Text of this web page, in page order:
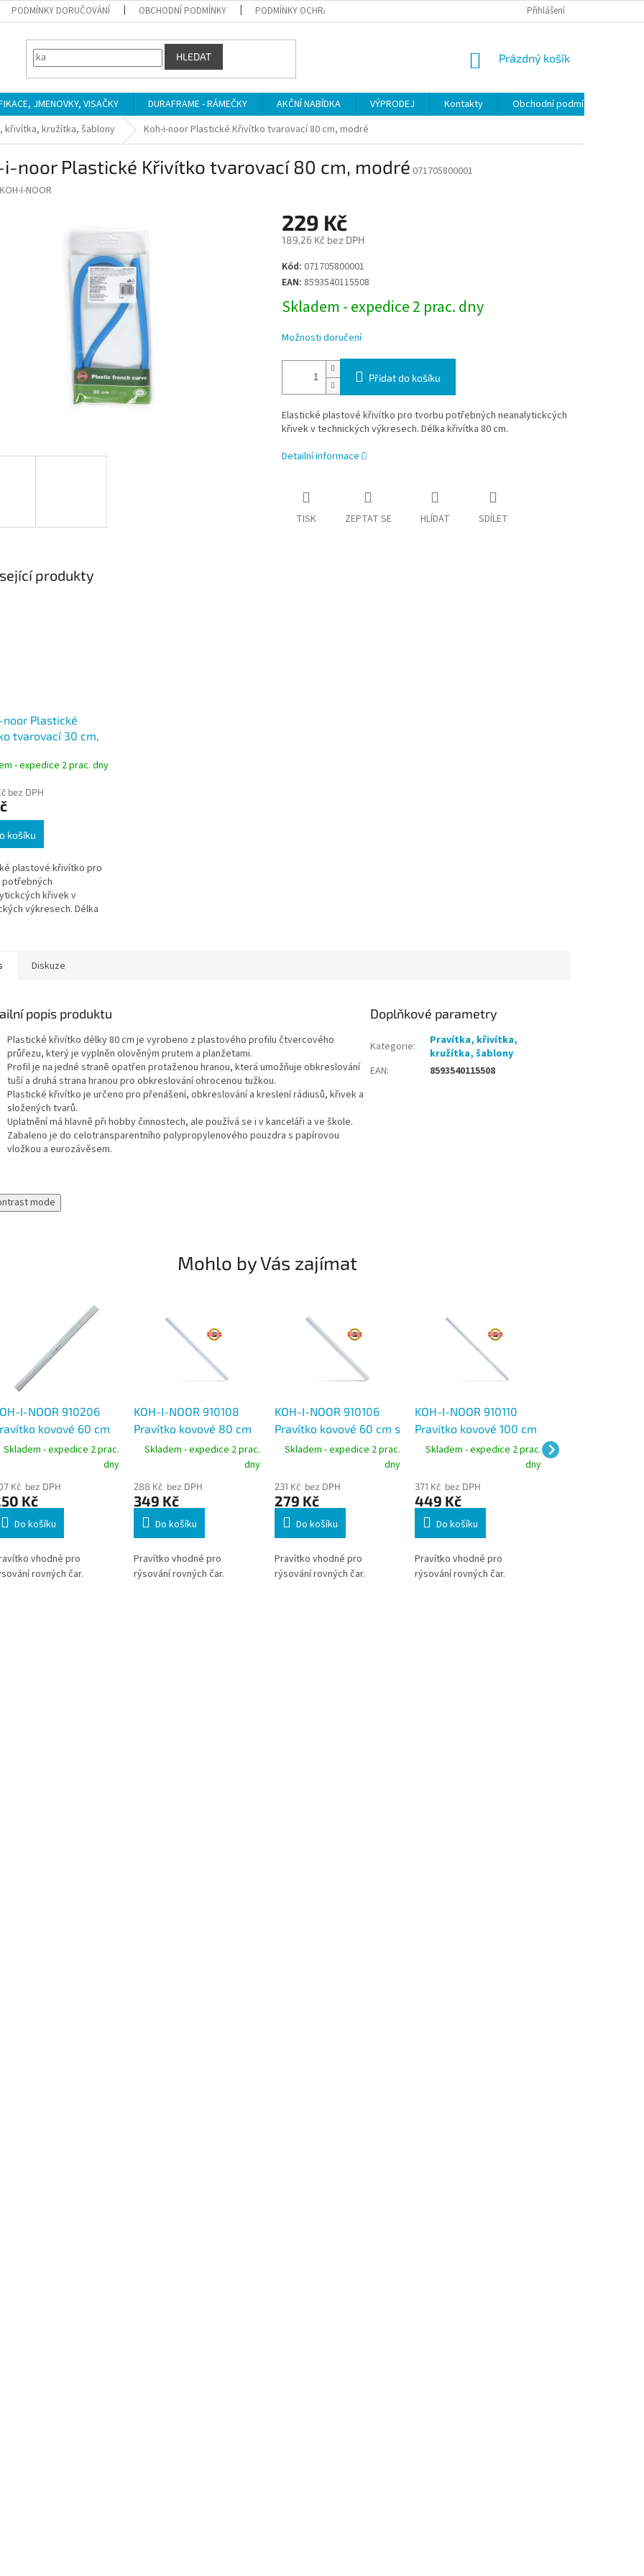
PODMÍNKY DORUČOVÁNÍ OBCHODNÍ PODMÍNKY PODMÍNKY OCHRANY OSOBNÍCH ÚDAJŮ Přihlášení
HLEDAT
NÁKUPNÍ
Prázdný košík
JMENOVKY, VISAČKY DURAFRAME - RÁMEČKY AKČNÍ NABÍDKA VÝPRODEJ Kontakty
Obchodní podmínky
křivítka, kružítka, šablony Koh-i-noor Plastické Křivítko tvarovací 80 cm, modré
i-noor Plastické Křivítko tvarovací 80 cm, modré 071705800001
KOH-I-NOOR
229 Kč
189,26 Kč bez DPH
Měrná
cena:
Kód: 071705800001
EAN: 8593540115508
Skladem - expedice 2 prac. dny
Možnosti doručení
Přidat do košíku
Elastické plastové křivítko pro tvorbu potřebných neanalytickcých
křivek v technických výkresech. Délka křivítka 80 cm.
Detailní informace
TISK ZEPTAT SE HLÍDAT SDÍLET
produkty
noor Plastické
tvarovací 30 cm,
- expedice 2 prac. dny
bez DPH
košíku
plastové křivítko pro
křivek v
výkresech. Délka
Diskuze
popis produktu
Plastické křivítko délky 80 cm je vyrobeno z plastového profilu čtvercového
průřezu, který je vyplněn olověným prutem a planžetami.
Profil je na jedné straně opatřen protaženou hranou, která umožňuje obkreslování
tuší a druhá strana hranou pro obkreslování ohrocenou tužkou.
Plastické křivítko je určeno pro přenášení, obkreslování a kreslení rádiusů, křivek a
složených tvarů.
Uplatnění má hlavně při hobby činnostech, ale používá se i v kanceláři a ve škole.
Zabaleno je do celotransparentního polypropylenového pouzdra s papírovou
vložkou a eurozávěsem.
Doplňkové parametry
Kategorie:
Pravítka, křivítka,
kružítka, šablony
EAN: 8593540115508
mode
Mohlo by Vás zajímat
I-NOOR 910206
kovové 60 cm
bez držadla, hliníkové
Skladem - expedice 2 prac.
dny
Kč bez DPH
Kč
Do košíku
vhodné pro
rovných čar.
KOH-I-NOOR 910108
Pravítko kovové 80 cm
s držadlem
Skladem - expedice 2 prac.
dny
288 Kč bez DPH
349 Kč
Do košíku
Pravítko vhodné pro
rýsování rovných čar.
KOH-I-NOOR 910106
Pravítko kovové 60 cm s
držadlem
Skladem - expedice 2 prac.
dny
231 Kč bez DPH
279 Kč
Do košíku
Pravítko vhodné pro
rýsování rovných čar.
KOH-I-NOOR 910110
Pravítko kovové 100 cm
s držadlem
Skladem - expedice 2 prac.
dny
371 Kč bez DPH
449 Kč
Do košíku
Pravítko vhodné pro
rýsování rovných čar.
bez držadla,